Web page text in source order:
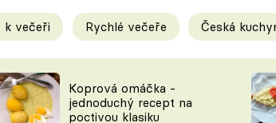
Tipy a triky
KAM ZA JÍDLEM
k večeři Rychlé večeře Česká
Koprová omáčka -
jednoduchý recept na
poctivou klasiku